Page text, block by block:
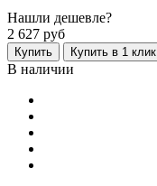
Нашли дешевле?
2 627 руб
Купить Купить в 1 клик
В наличии